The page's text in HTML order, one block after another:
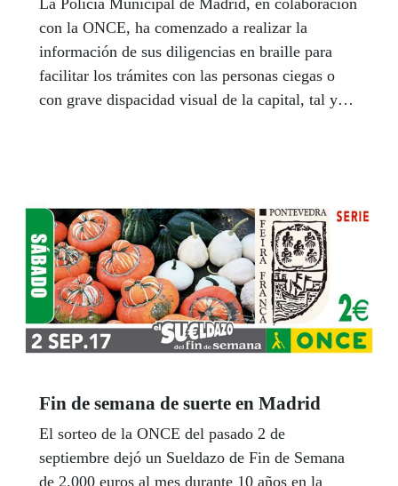
con la ONCE, ha comenzado a realizar la
información de sus diligencias en braille para
facilitar los trámites con las personas ciegas o
con grave dispacidad visual de la capital, tal y
Fin de semana de suerte en Madrid
El sorteo de la ONCE del pasado 2 de
septiembre dejó un Sueldazo de Fin de Semana
de 2.000 euros al mes durante 10 años en la